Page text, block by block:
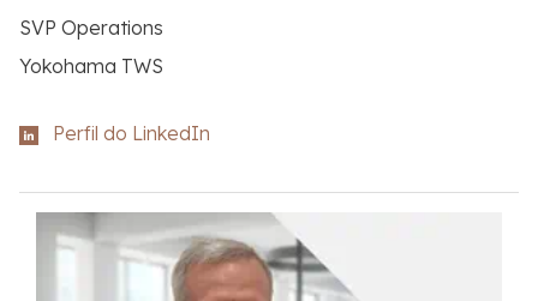
SVP Operations
Yokohama TWS
Perfil do LinkedIn